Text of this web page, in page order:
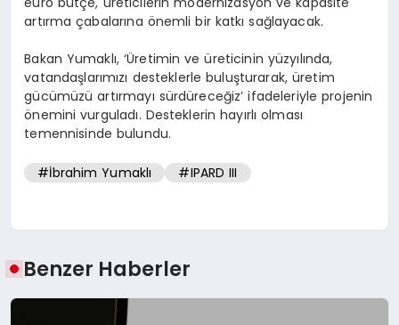
artırma çabalarına önemli bir katkı sağlayacak.
Bakan Yumaklı, ‘Üretimin ve üreticinin yüzyılında,
vatandaşlarımızı desteklerle buluşturarak, üretim
gücümüzü artırmayı sürdüreceğiz’ ifadeleriyle projenin
önemini vurguladı. Desteklerin hayırlı olması
temennisinde bulundu.
#İbrahim Yumaklı #IPARD III
Benzer Haberler